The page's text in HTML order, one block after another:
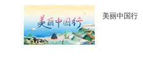
美丽中国行